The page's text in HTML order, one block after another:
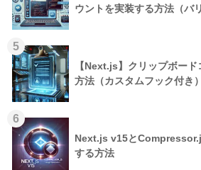
ウントを実装する方法（バ
5
【Next.js】クリップボー
方法（カスタムフック付き）
6
Next.js v15と
する方法